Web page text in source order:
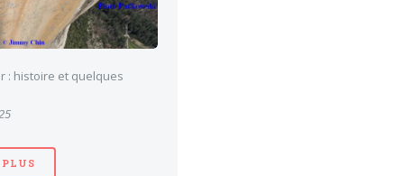
: histoire et quelques
PLUS